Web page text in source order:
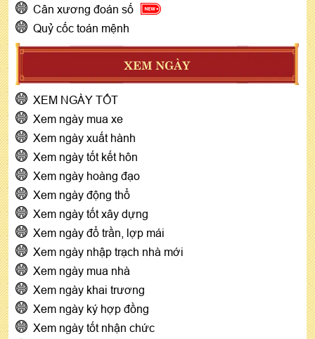
Cân xương đoán số
Quỷ cốc toán mệnh
XEM NGÀY
XEM NGÀY TỐT
Xem ngày mua xe
Xem ngày xuất hành
Xem ngày tốt kết hôn
Xem ngày hoàng đạo
Xem ngày động thổ
Xem ngày tốt xây dựng
Xem ngày đổ trần, lợp mái
Xem ngày nhập trạch nhà mới
Xem ngày mua nhà
Xem ngày khai trương
Xem ngày ký hợp đồng
Xem ngày tốt nhận chức